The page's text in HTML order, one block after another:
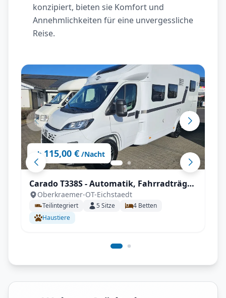
konzipiert, bieten sie Komfort und
Annehmlichkeiten für eine unvergessliche
Reise.
ab 115,00 € /Nacht
Carado T338S - Automatik, Fahrradträger,
inkl. Sonderzubehör
Oberkraemer-OT-Eichstaedt
Teilintegriert 5Sitze 4 Betten
Haustiere